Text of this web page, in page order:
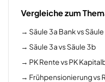
Vergleiche zum
→ Säule 3a Bank vs
→ Säule 3a vs Säule 3b
→ PK Rente vs PK
→ Frühpensionierung vs